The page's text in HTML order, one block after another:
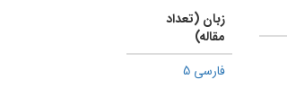
زبان (تعداد
مقاله)
فارسی 5